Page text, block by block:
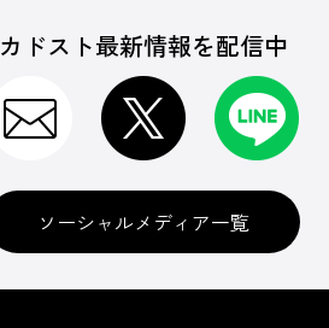
カドスト最新情報を配信中
ソーシャルメディア一覧